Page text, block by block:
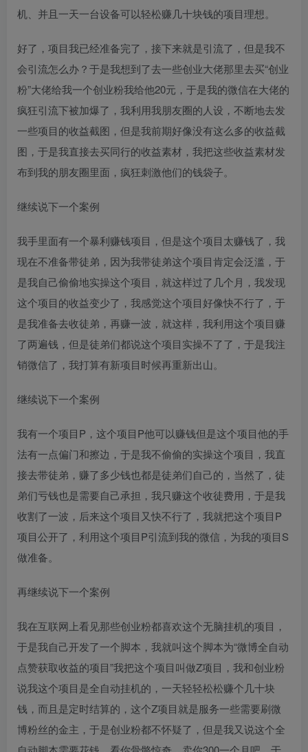
机、并且一天一台设备可以轻松赚几十块钱的项目理想。
好了，项目我已经准备完了，接下来就是引流了，但是我不
会引流怎么办？于是我想到了去一些创业大佬那里去买“创业
粉”大佬给我一个创业粉我给他20元，于是我的微信在大佬的
疯狂引流下被加爆了，我利用我朋友圈的人设，不断地去发
一些项目的收益截图，但是我前期好像没有这么多的收益截
图，于是我直接去买同行的收益素材，我把这些收益素材发
布到我的朋友圈里面，疯狂刺激他们的钱袋子。
继续说下一个案例
我手里面有一个暴利赚钱项目，但是这个项目太赚钱了，我
现在不准备带徒弟，因为我带徒弟这个项目肯定会泛滥，于
是我自己偷偷地实操这个项目，就这样过了几个月，我发现
这个项目的收益变少了，我感觉这个项目好像快不行了，于
是我准备去收徒弟，再赚一波，就这样，我利用这个项目赚
了两遍钱，但是徒弟们都说这个项目实操不了了，于是我注
销微信了，我打算有新项目时候再重新出山。
继续说下一个案例
我有一个项目P，这个项目P他可以赚钱但是这个项目他的手
法有一点偏门和擦边，于是我不偷偷的实操这个项目，我直
接去带徒弟，赚了多少钱也都是徒弟们自己的，当然了，徒
弟们亏钱也是需要自己承担，我只赚这个收徒费用，于是我
收割了一波，后来这个项目又快不行了，我就把这个项目P
项目公开了，利用这个项目P引流到我的微信，为我的项目S
做准备。
再继续说下一个案例
我在互联网上看见那些创业粉都喜欢这个无脑挂机的项目，
于是我自己开发了一个脚本，我就叫这个脚本为“微博全自动
点赞获取收益的项目”我把这个项目叫做Z项目，我和创业粉
说我这个项目是全自动挂机的，一天轻轻松松赚个几十块
钱，而且是定时结算的，这个Z项目就是服务一些需要刷微
博粉丝的金主，于是创业粉都不怀疑了，但是我又说这个全